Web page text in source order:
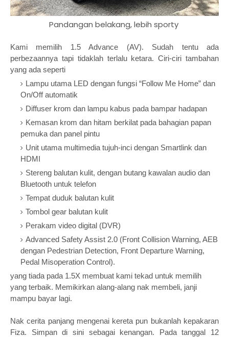
Pandangan belakang, lebih sporty
Kami memilih 1.5 Advance (AV). Sudah tentu ada
perbezaannya tapi tidaklah terlalu ketara. Ciri-ciri tambahan
yang ada seperti
Lampu utama LED dengan fungsi “Follow Me Home” dan
On/Off automatik
Diffuser krom dan lampu kabus pada bampar hadapan
Kemasan krom dan hitam berkilat pada bahagian papan
pemuka dan panel pintu
Unit utama multimedia tujuh-inci dengan Smartlink dan
HDMI
Stereng balutan kulit, dengan butang kawalan audio dan
Bluetooth untuk telefon
Tempat duduk balutan kulit
Tombol gear balutan kulit
Perakam video digital (DVR)
Advanced Safety Assist 2.0 (Front Collision Warning, AEB
dengan Pedestrian Detection, Front Departure Warning,
Pedal Misoperation Control).
yang tiada pada 1.5X membuat kami tekad untuk memilih
yang terbaik. Memikirkan alang-alang nak membeli, janji
mampu bayar lagi.
Nak cerita panjang mengenai kereta pun bukanlah kepakaran
Fiza. Simpan di sini sebagai kenangan. Pada tanggal 12